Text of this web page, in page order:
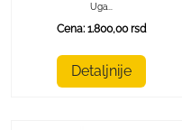
Uga...
Cena: 1.800,00 rsd
Detaljnije